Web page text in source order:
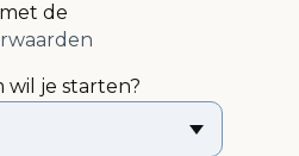
de
je starten?